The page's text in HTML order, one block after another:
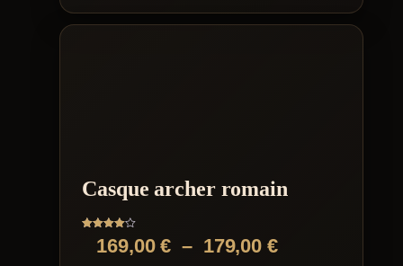
Casque archer romain
Note169,00€ – 179,00€Plage